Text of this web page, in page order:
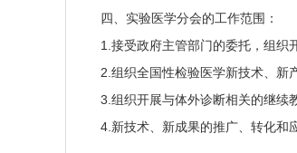
四、实验医学分会的工作范围：
1.接受政府主管部门的委托，组织
2.组织全国性检验医学新技术、新
3.组织开展与体外诊断相关的继续
4.新技术、新成果的推广、转化和